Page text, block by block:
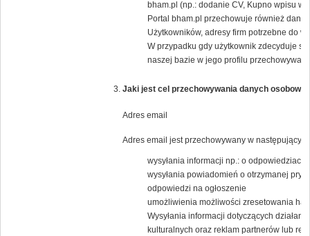
bham.pl (np.: dodanie CV, Kupno wpisu w
Portal bham.pl przechowuje również dane
Użytkowników, adresy firm potrzebne do
W przypadku gdy użytkownik zdecyduje
naszej bazie w jego profilu
Jaki jest cel przechowywania danych
Adres email
Adres email jest przechowywany w następującym
wysyłania informacji np.: o
wysyłania powiadomień o otrzymanej
odpowiedzi na ogłoszenie
umożliwienia możliwości zresetowania
Wysyłania informacji dotyczących
kulturalnych oraz reklam partnerów lub